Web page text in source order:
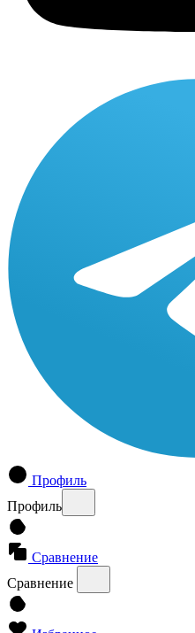
Профиль
Профиль
Сравнение
Сравнение